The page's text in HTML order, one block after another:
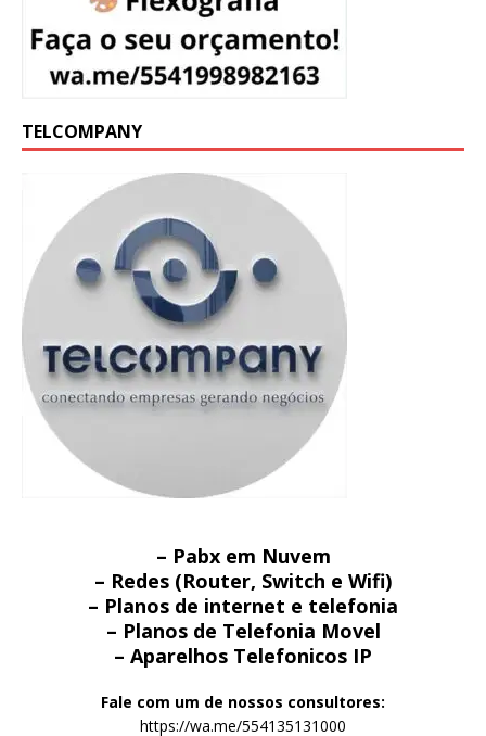
TELCOMPANY
– Pabx em Nuvem
– Redes (Router, Switch e Wifi)
– Planos de internet e telefonia
– Planos de Telefonia Movel
– Aparelhos Telefonicos IP
Fale com um de nossos consultores:
https://wa.me/554135131000